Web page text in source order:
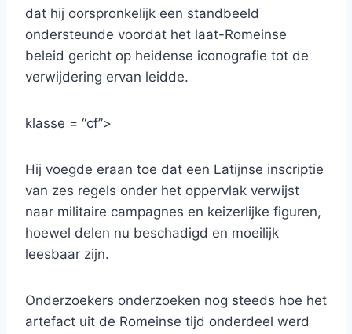
dat hij oorspronkelijk een standbeeld
ondersteunde voordat het laat-Romeinse
beleid gericht op heidense iconografie tot de
verwijdering ervan leidde.
klasse = “cf”>
Hij voegde eraan toe dat een Latijnse inscriptie
van zes regels onder het oppervlak verwijst
naar militaire campagnes en keizerlijke figuren,
hoewel delen nu beschadigd en moeilijk
leesbaar zijn.
Onderzoekers onderzoeken nog steeds hoe het
artefact uit de Romeinse tijd onderdeel werd